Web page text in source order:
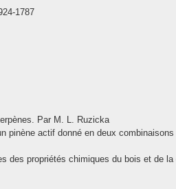
1787
Par M. L. Ruzicka
pinène actif donné en deux
des propriétés chimiques du bois et de